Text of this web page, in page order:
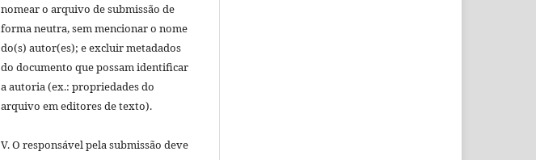
nomear o arquivo de submissão de
forma neutra, sem mencionar o nome
do(s) autor(es); e excluir metadados
do documento que possam identificar
a autoria (ex.: propriedades do
arquivo em editores de texto).
V. O responsável pela submissão deve